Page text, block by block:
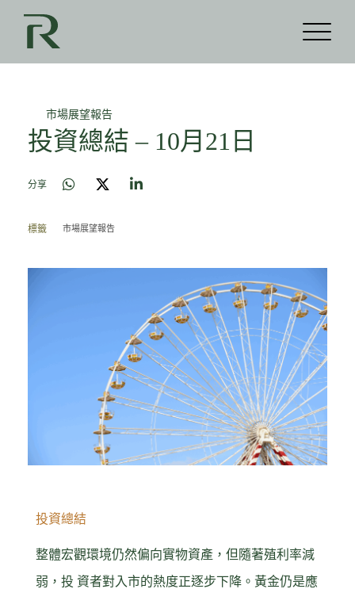
投資總結 – 10月21日
分享
市場展望報告
標籤 市場展望報告
投資總結
整體宏觀環境仍然偏向實物資產，但隨著殖利率減
弱，投 資者對入市的熱度正逐步下降。黃金仍是應